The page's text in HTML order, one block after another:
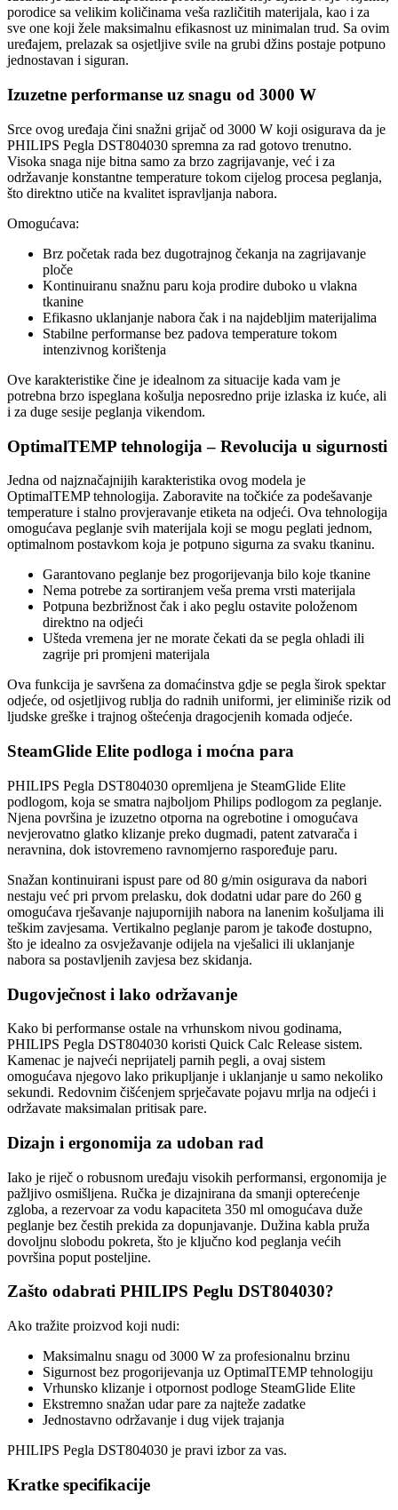
porodice sa velikim količinama veša različitih materijala, kao i za
sve one koji žele maksimalnu efikasnost uz minimalan trud. Sa ovim
uređajem, prelazak sa osjetljive svile na grubi džins postaje potpuno
jednostavan i siguran.
Izuzetne performanse uz snagu od 3000 W
Srce ovog uređaja čini snažni grijač od 3000 W koji osigurava da je
PHILIPS Pegla DST804030 spremna za rad gotovo trenutno.
Visoka snaga nije bitna samo za brzo zagrijavanje, već i za
održavanje konstantne temperature tokom cijelog procesa peglanja,
što direktno utiče na kvalitet ispravljanja nabora.
Omogućava:
Brz početak rada bez dugotrajnog čekanja na zagrijavanje
ploče
Kontinuiranu snažnu paru koja prodire duboko u vlakna
tkanine
Efikasno uklanjanje nabora čak i na najdebljim materijalima
Stabilne performanse bez padova temperature tokom
intenzivnog korištenja
Ove karakteristike čine je idealnom za situacije kada vam je
potrebna brzo ispeglana košulja neposredno prije izlaska iz kuće, ali
i za duge sesije peglanja vikendom.
OptimalTEMP tehnologija – Revolucija u sigurnosti
Jedna od najznačajnijih karakteristika ovog modela je
OptimalTEMP tehnologija. Zaboravite na točkiće za podešavanje
temperature i stalno provjeravanje etiketa na odjeći. Ova tehnologija
omogućava peglanje svih materijala koji se mogu peglati jednom,
optimalnom postavkom koja je potpuno sigurna za svaku tkaninu.
Garantovano peglanje bez progorijevanja bilo koje tkanine
Nema potrebe za sortiranjem veša prema vrsti materijala
Potpuna bezbrižnost čak i ako peglu ostavite položenom
direktno na odjeći
Ušteda vremena jer ne morate čekati da se pegla ohladi ili
zagrije pri promjeni materijala
Ova funkcija je savršena za domaćinstva gdje se pegla širok spektar
odjeće, od osjetljivog rublja do radnih uniformi, jer eliminiše rizik od
ljudske greške i trajnog oštećenja dragocjenih komada odjeće.
SteamGlide Elite podloga i moćna para
PHILIPS Pegla DST804030 opremljena je SteamGlide Elite
podlogom, koja se smatra najboljom Philips podlogom za peglanje.
Njena površina je izuzetno otporna na ogrebotine i omogućava
nevjerovatno glatko klizanje preko dugmadi, patent zatvarača i
neravnina, dok istovremeno ravnomjerno raspoređuje paru.
Snažan kontinuirani ispust pare od 80 g/min osigurava da nabori
nestaju već pri prvom prelasku, dok dodatni udar pare do 260 g
omogućava rješavanje najupornijih nabora na lanenim košuljama ili
teškim zavjesama. Vertikalno peglanje parom je takođe dostupno,
što je idealno za osvježavanje odijela na vješalici ili uklanjanje
nabora sa postavljenih zavjesa bez skidanja.
Dugovječnost i lako održavanje
Kako bi performanse ostale na vrhunskom nivou godinama,
PHILIPS Pegla DST804030 koristi Quick Calc Release sistem.
Kamenac je najveći neprijatelj parnih pegli, a ovaj sistem
omogućava njegovo lako prikupljanje i uklanjanje u samo nekoliko
sekundi. Redovnim čišćenjem sprječavate pojavu mrlja na odjeći i
održavate maksimalan pritisak pare.
Dizajn i ergonomija za udoban rad
Iako je riječ o robusnom uređaju visokih performansi, ergonomija je
pažljivo osmišljena. Ručka je dizajnirana da smanji opterećenje
zgloba, a rezervoar za vodu kapaciteta 350 ml omogućava duže
peglanje bez čestih prekida za dopunjavanje. Dužina kabla pruža
dovoljnu slobodu pokreta, što je ključno kod peglanja većih
površina poput posteljine.
Zašto odabrati PHILIPS Peglu DST804030?
Ako tražite proizvod koji nudi:
Maksimalnu snagu od 3000 W za profesionalnu brzinu
Sigurnost bez progorijevanja uz OptimalTEMP tehnologiju
Vrhunsko klizanje i otpornost podloge SteamGlide Elite
Ekstremno snažan udar pare za najteže zadatke
Jednostavno održavanje i dug vijek trajanja
PHILIPS Pegla DST804030 je pravi izbor za vas.
Kratke specifikacije